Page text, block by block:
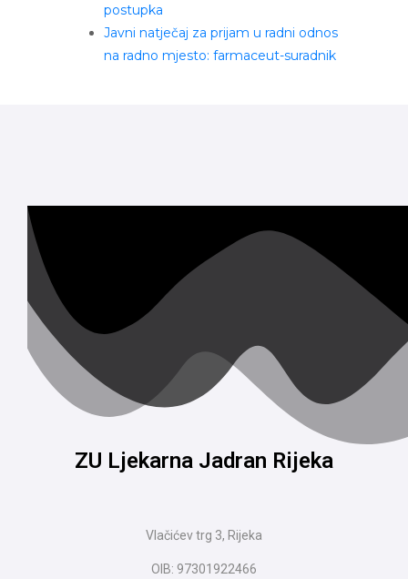
postupka
Javni natječaj za prijam u radni odnos
na radno mjesto: farmaceut-suradnik
ZU Ljekarna Jadran Rijeka
Vlačićev trg 3, Rijeka
OIB: 97301922466